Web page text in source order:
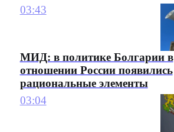
03:43
МИД: в политике Болгарии в
отношении России появились
рациональные элементы
03:04